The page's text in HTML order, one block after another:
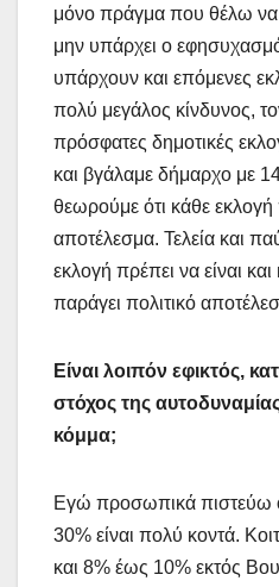
μόνο πράγμα που θέλω να
μην υπάρχει ο
υπάρχουν και επόμενες
πολύ μεγάλος κίνδυνος,
πρόσφατες δημοτικές
και βγάλαμε δήμαρχο με
θεωρούμε ότι κάθε εκλογή
αποτέλεσμα. Τελεία και
εκλογή πρέπει να είναι
παράγει πολιτικό
Είναι λοιπόν εφικτός,
στόχος της
κόμμα;
Εγώ προσωπικά πιστεύω
30% είναι πολύ κοντά.
και 8% έως 10% εκτός